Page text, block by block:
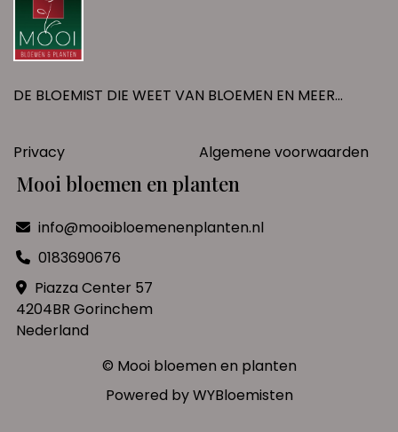
DE BLOEMIST DIE WEET VAN BLOEMEN EN MEER...
Privacy Algemene voorwaarden
Mooi bloemen en planten
info@mooibloemenenplanten.nl
0183690676
Piazza Center 57
4204BR Gorinchem
Nederland
© Mooi bloemen en planten
Powered byWYBloemisten